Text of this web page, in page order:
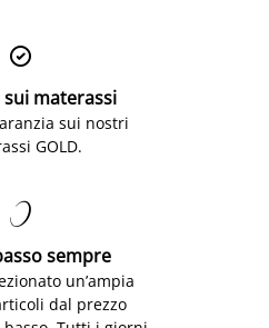

sui materassi
sui nostri
GOLD.

sempre
un’ampia
dal prezzo